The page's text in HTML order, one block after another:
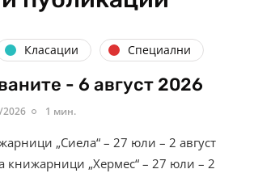
Класации Специални
- 6 август 2026
1 мин.
„Сиела“ – 27 юли – 2 август
книжарници „Хермес“ – 27 юли – 2